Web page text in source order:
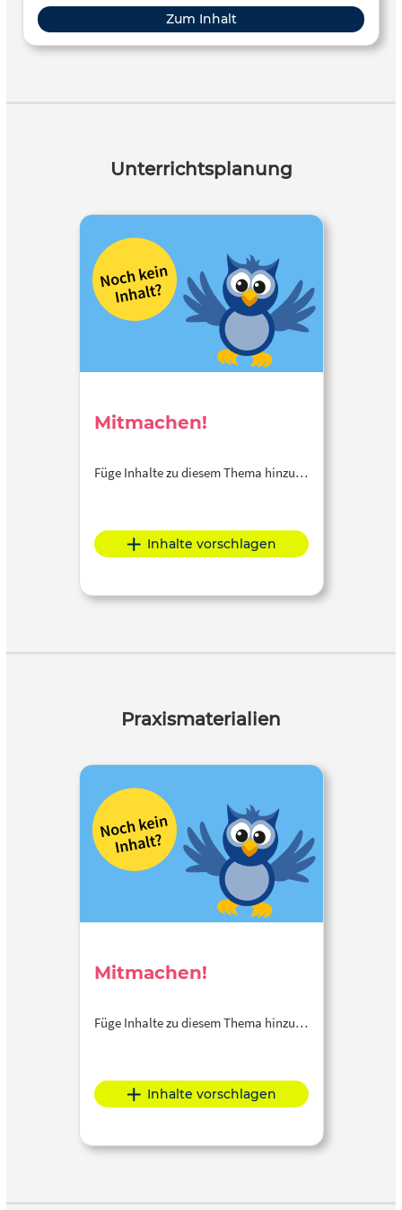
Zum Inhalt
Unterrichtsplanung
Mitmachen!
Füge Inhalte zu diesem Thema hinzu…
Inhalte vorschlagen
Praxismaterialien
Mitmachen!
Füge Inhalte zu diesem Thema hinzu…
Inhalte vorschlagen